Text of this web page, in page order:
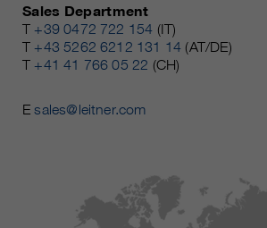
Sales Department
T +39 0472 722 154 (IT)
T +43 5262 6212 131 14 (AT/DE)
T +41 41 766 05 22 (CH)
Esales@leitner.com